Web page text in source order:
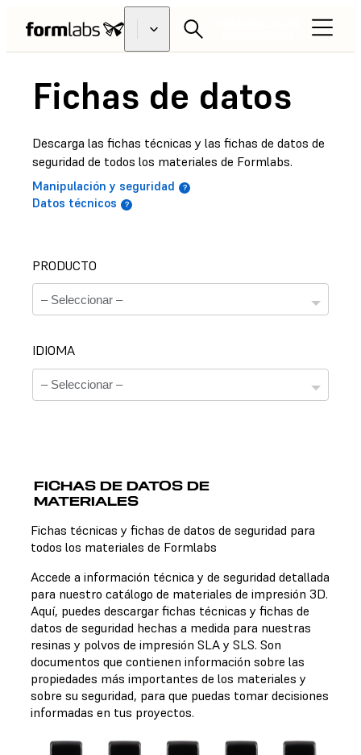
Fichas de datos
Descarga las fichas técnicas y las fichas de datos de
seguridad de todos los materiales de Formlabs.
Manipulación y seguridad
Datos técnicos
PRODUCTO
IDIOMA
No hay una ficha técnica disponible para el material
Fichas de datos de seguridad
No hay una ficha de datos de seguridad disponible para
el material elegido.
FICHAS DE DATOS DE
MATERIALES
Fichas técnicas y fichas de datos de seguridad para
todos los materiales de Formlabs
Accede a información técnica y de seguridad detallada
para nuestro catálogo de materiales de impresión 3D.
Aquí, puedes descargar fichas técnicas y fichas de
datos de seguridad hechas a medida para nuestras
resinas y polvos de impresión SLA y SLS. Son
documentos que contienen información sobre las
propiedades más importantes de los materiales y
sobre su seguridad, para que puedas tomar decisiones
informadas en tus proyectos.